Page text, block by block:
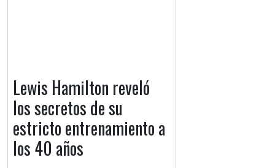
Lewis Hamilton reveló
los secretos de su
estricto entrenamiento a
los 40 años